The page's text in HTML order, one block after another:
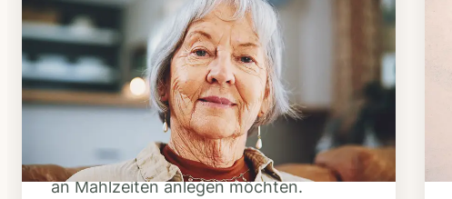
Schritt 1
Klarheit schaffen
Überlegen Sie, ob Ihnen das Essen
täglich verzehrfertig geliefert werden
soll oder Sie sich einen Tiefkühl-Vorrat
an Mahlzeiten anlegen möchten.